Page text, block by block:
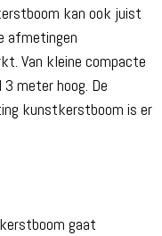
kan ook juist
afmetingen
Van kleine compacte
meter hoog. De
kunstkerstboom is er
gaat